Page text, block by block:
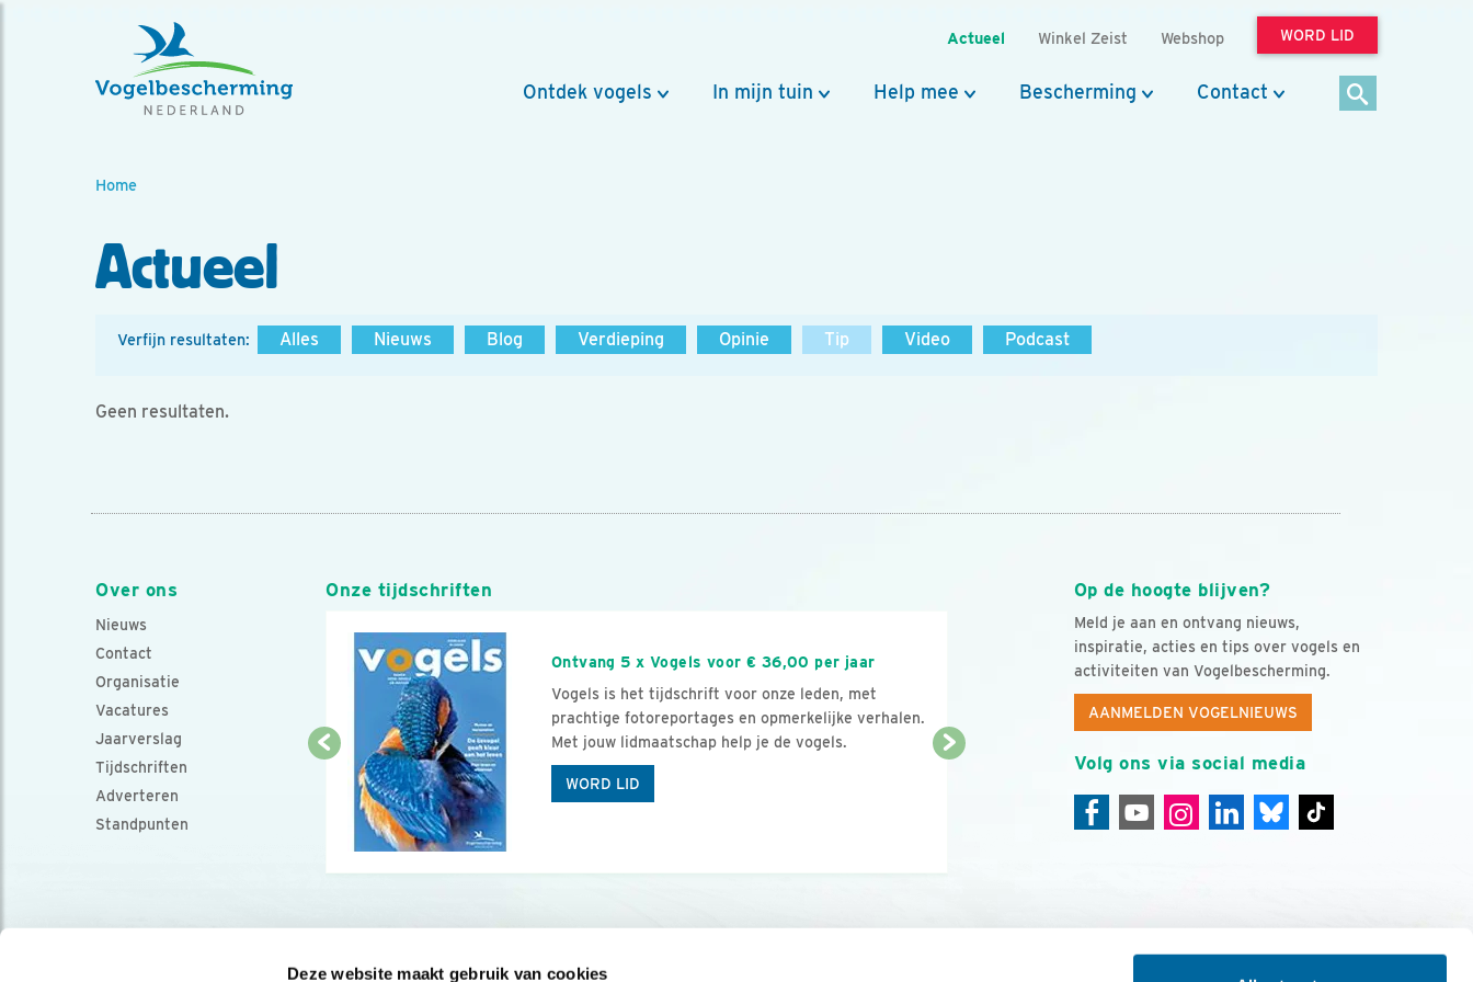
Deze website maakt gebruik van cookies
Actueel Winkel Zeist Webshop WORD LID
Ontdek vogels In mijn tuin Help mee Bescherming Contact
Home
Actueel
Verfijn resultaten: Alles Nieuws Blog Verdieping Opinie Tip Video Podcast
Geen resultaten.
Over ons
Nieuws
Contact
Organisatie
Vacatures
Jaarverslag
Tijdschriften
Adverteren
Standpunten
Op de hoogte blijven?
Meld je aan en ontvang nieuws,
inspiratie, acties en tips over vogels en
activiteiten van Vogelbescherming.
AANMELDEN VOGELNIEUWS
Volg ons via social media
Onze tijdschriften
Ontvang 5 x Vogels voor € 36,00 per jaar
Vogels is het tijdschrift voor onze leden, met
prachtige fotoreportages en opmerkelijke verhalen.
Met jouw lidmaatschap help je de vogels.
WORD LID